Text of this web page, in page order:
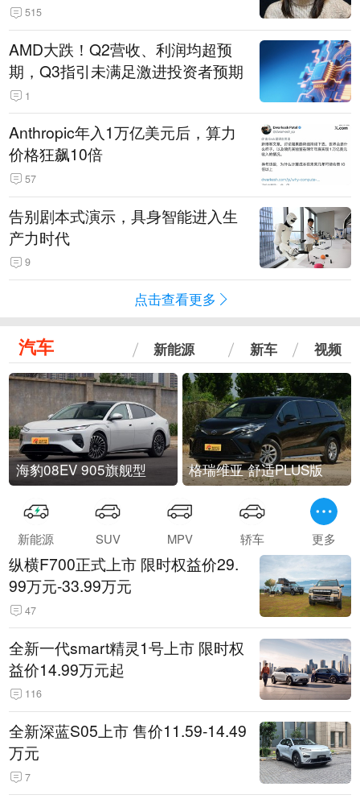
515
AMD大跌！Q2营收、利润均超预
期，Q3指引未满足激进投资者预期
1
Anthropic年入1万亿美元后，算力
价格狂飙10倍
57
告别剧本式演示，具身智能进入生
产力时代
9
点击查看更多
汽车 新能源 新车 视频
海豹08EV 905旗舰型 格瑞维亚 舒适PLUS版
新能源 SUV MPV 轿车 更多
纵横F700正式上市 限时权益价29.
99万元-33.99万元
47
全新一代smart精灵1号上市 限时权
益价14.99万元起
116
全新深蓝S05上市 售价11.59-14.49
万元
7